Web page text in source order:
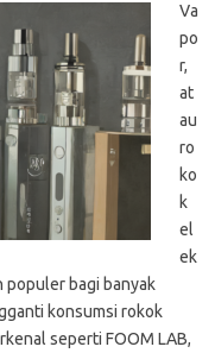
Va
po
r,
at
au
ro
ko
k
el
ek
populer bagi banyak
konsumsi rokok
seperti FOOM LAB,